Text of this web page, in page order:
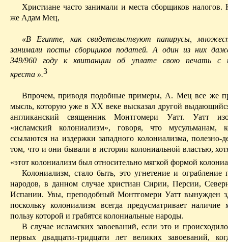
Христиане часто занимали и места сборщиков налогов.
же Адам Мец,
«В Египте, как свидетельствуют папирусы,
занимали посты сборщиков податей. А один из них
349/960 году к квитанции об уплате свою печать с
креста ».3
Впрочем, приводя подобные примеры, А. Мец все же
мысль, которую уже в XX веке высказал другой
англикан­ский священник Монтгомери Уатт. Уатт
«исламский колониализм», говоря, что мусульманам,
ссылаются на издержки западного колониализма, полезно-
том, что и они бывали в истории колониальной властью,
«этот колониализм был относительно мягкой формой
Колониализм, стало быть, это угнетение и ограбление
народов, в данном случае христиан Сирии, Персии,
Испании. Увы, преподобный Монтгомери Уатт вынужден
поскольку колониализм всегда предусматривает наличие
пользу которой и грабятся колониальные народы.
В случае исламских завоеваний, если это и
первых двадцати-тридцати лет великих завоеваний,